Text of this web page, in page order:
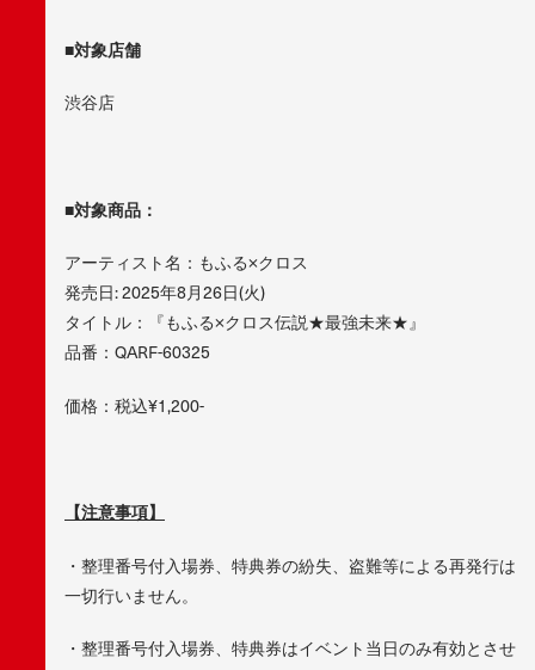
■対象店舗
渋谷店
■対象商品：
アーティスト名：もふる×クロス
発売日: 2025年8月26日(火)
タイトル：『もふる×クロス伝説★最強未来★』
品番：QARF-60325
価格：税込¥1,200-
【注意事項】
・整理番号付入場券、特典券の紛失、盗難等による再発行は
一切行いません。
・整理番号付入場券、特典券はイベント当日のみ有効とさせ